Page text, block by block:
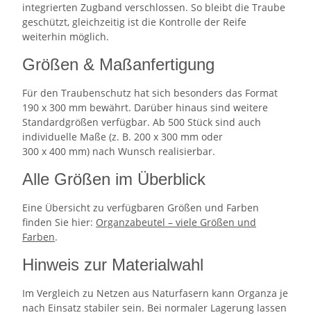
integrierten Zugband verschlossen. So bleibt die Traube
geschützt, gleichzeitig ist die Kontrolle der Reife
weiterhin möglich.
Größen & Maßanfertigung
Für den Traubenschutz hat sich besonders das Format
190 x 300 mm bewährt. Darüber hinaus sind weitere
Standardgrößen verfügbar. Ab 500 Stück sind auch
individuelle Maße (z. B. 200 x 300 mm oder
300 x 400 mm) nach Wunsch realisierbar.
Alle Größen im Überblick
Eine Übersicht zu verfügbaren Größen und Farben
finden Sie hier: Organzabeutel – viele Größen und
Farben.
Hinweis zur Materialwahl
Im Vergleich zu Netzen aus Naturfasern kann Organza je
nach Einsatz stabiler sein. Bei normaler Lagerung lassen